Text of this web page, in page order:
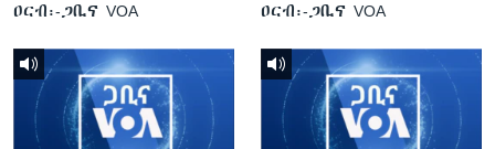
ዐርብ፡-ጋቢና VOA ዐርብ፡-ጋቢና VOA